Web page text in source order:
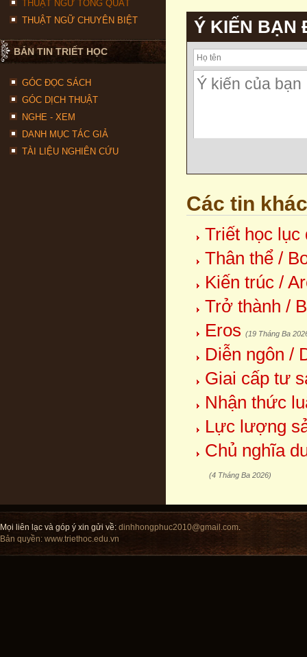
THUẬT NGỮ TỔNG QUÁT
THUẬT NGỮ CHUYÊN BIỆT
BẢN TIN TRIẾT HỌC
GÓC ĐỌC SÁCH
GÓC DỊCH THUẬT
NGHE - XEM
DANH MỤC TÁC GIẢ
TÀI LIỆU NGHIÊN CỨU
Ý KIẾN BẠN
Các tin khác
Triết học lục
Thân thể /
Kiến trúc /
Trở thành /
Eros (19 Tháng Ba
Diễn ngôn /
Giai cấp tư
Nhận thức
Lực lượng
Chủ nghĩa
(4 Tháng Ba 2026)
Mọi liên lạc và góp ý xin gửi về: dinhhongphuc2010@gmail.com.
Bản quyền: www.triethoc.edu.vn